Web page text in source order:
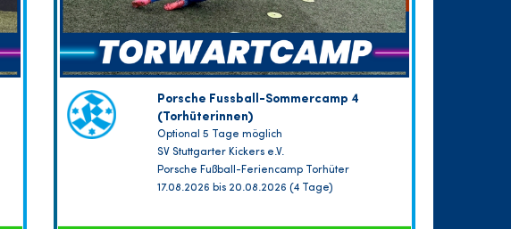
Porsche Fussball-Sommercamp 4
(Torhüterinnen)
Optional 5 Tage möglich
SV Stuttgarter Kickers e.V.
Porsche Fußball-Feriencamp Torhüter
17.08.2026 bis 20.08.2026 (4 Tage)